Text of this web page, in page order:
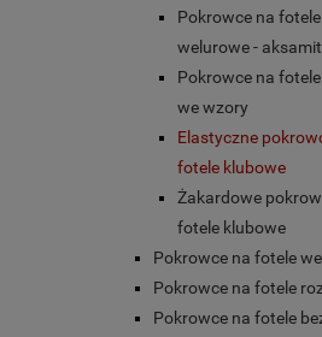
Pokrowce na
welurowe -
Pokrowce na
we wzory
Elastyczne
fotele klubowe
Żakardowe
fotele klubowe
Pokrowce na fotele
Pokrowce na fotele
Pokrowce na fotele